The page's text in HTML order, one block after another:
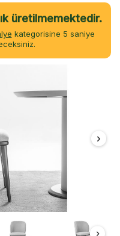
üretilmemektedir.
kategorisine 5 saniye